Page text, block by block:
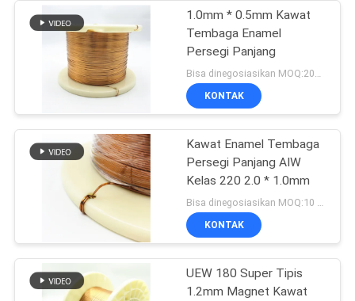
1.0mm * 0.5mm Kawat
Tembaga Enamel
Persegi Panjang
Bisa dinegosiasikan MOQ:20Kilogram/Kilogram
KONTAK
Kawat Enamel Tembaga
Persegi Panjang AIW
Kelas 220 2.0 * 1.0mm
KONTAK
UEW 180 Super Tipis
1.2mm Magnet Kawat